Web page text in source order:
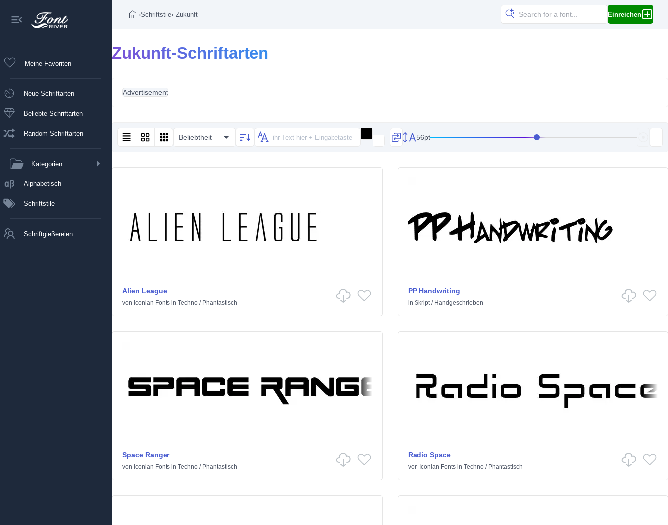
Meine Favoriten
Neue Schriftarten
Beliebte Schriftarten
Random Schriftarten
Kategorien
Alphabetisch
Schriftstile
Schriftgießereien
›Schriftstile› Zukunft Einreichen
Zukunft-Schriftarten
Advertisement
Beliebtheit 56pt
Alien League
von Iconian Fonts in Techno / Phantastisch
PP Handwriting
in Skript/ Handgeschrieben
Space Ranger
von Iconian Fonts in Techno / Phantastisch
Radio Space
von Iconian Fontsin Techno/ Phantastisch